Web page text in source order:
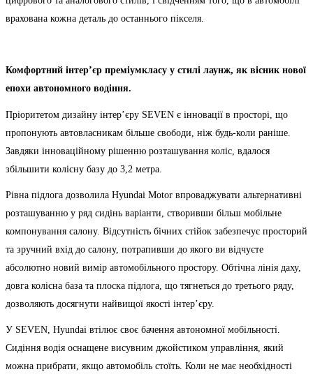
врахована кожна деталь до останнього пікселя.
Комфортний інтер’єр преміумкласу у стилі лаунж, як вісник нової
епохи автономного водіння.
Пріоритетом дизайну інтер’єру SEVEN є інновації в просторі, що
пропонують автовласникам більше свободи, ніж будь-коли раніше.
Завдяки інноваційному рішенню розташування коліс, вдалося
збільшити колісну базу до 3,2 метра.
Рівна підлога дозволила Hyundai Motor впроваджувати альтернативні
розташуванню у ряд сидінь варіанти, створивши більш мобільне
компонування салону. Відсутність бічних стійок забезпечує просторий
та зручний вхід до салону, потрапивши до якого ви відчуєте
абсолютно новий вимір автомобільного простору. Обтічна лінія даху,
довга колісна база та плоска підлога, що тягнеться до третього ряду,
дозволяють досягнути найвищої якості інтер’єру.
У SEVEN, Hyundai втілює своє бачення автономної мобільності.
Сидіння водія оснащене висувним джойстиком управління, який
можна прибрати, якщо автомобіль стоїть. Коли не має необхідності